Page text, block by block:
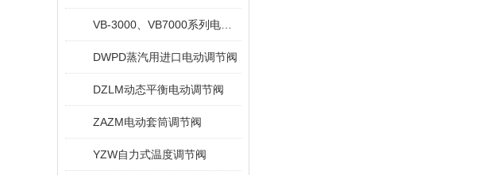
DWPD蒸汽用进口电动调节阀
DZLM动态平衡电动调节阀
ZAZM电动套筒调节阀
YZW自力式温度调节阀